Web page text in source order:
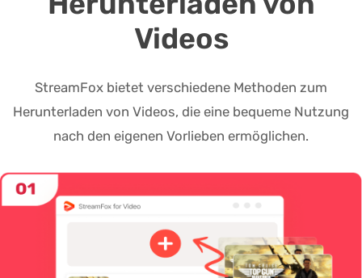
Videos
StreamFox bietet verschiedene Methoden zum
Herunterladen von Videos, die eine bequeme Nutzung
nach den eigenen Vorlieben ermöglichen.